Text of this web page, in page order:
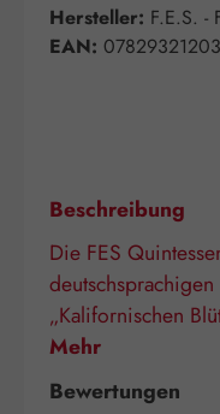
Hersteller: F.E.S. -
EAN:
Beschreibung
Die FES
„Kalifornischen
Mehr
Bewertungen